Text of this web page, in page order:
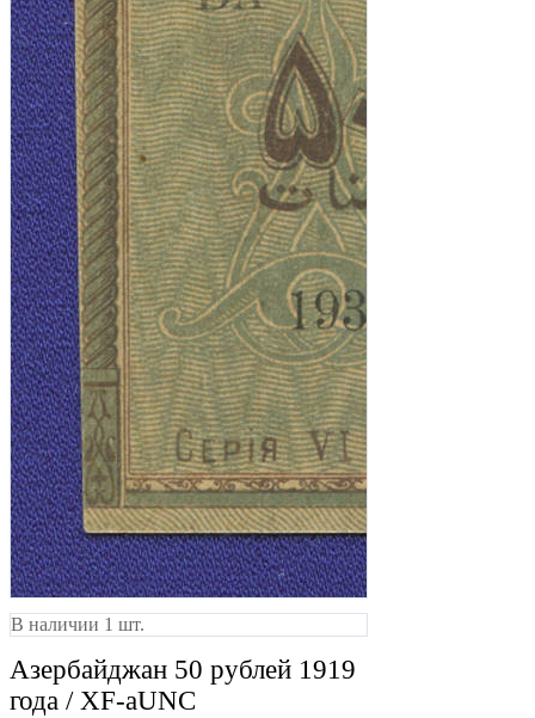
В наличии 1 шт.
Азербайджан 50 рублей 1919
года / XF-aUNC